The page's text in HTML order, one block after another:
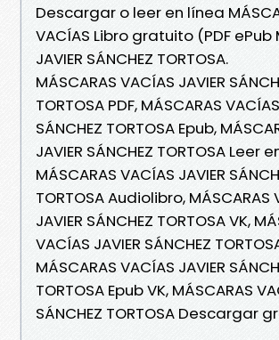
Descargar o leer en línea
VACÍAS Libro gratuito (PDF
JAVIER SÁNCHEZ TORTOSA.
MÁSCARAS VACÍAS JAVIER
TORTOSA PDF, MÁSCARAS
SÁNCHEZ TORTOSA Epub,
JAVIER SÁNCHEZ TORTOSA Leer
MÁSCARAS VACÍAS JAVIER
TORTOSA Audiolibro, MÁSCARAS
JAVIER SÁNCHEZ TORTOSA VK,
VACÍAS JAVIER SÁNCHEZ
MÁSCARAS VACÍAS JAVIER
TORTOSA Epub VK, MÁSCARAS
SÁNCHEZ TORTOSA Descargar